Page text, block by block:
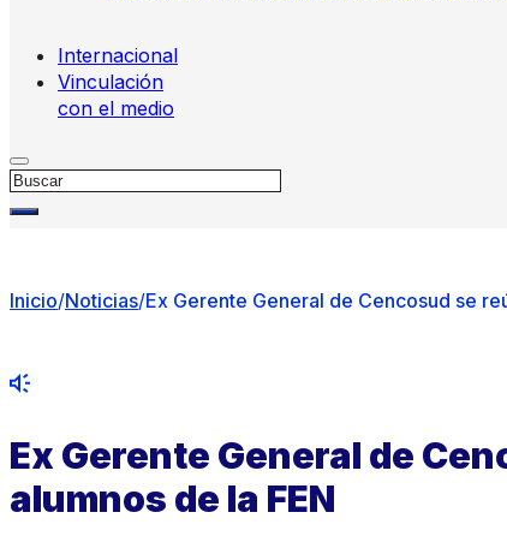
Internacional
Vinculación
con el medio
Buscar
Inicio/Noticias/Ex Gerente General de Cencosud se
Ex Gerente General de
alumnos de la FEN